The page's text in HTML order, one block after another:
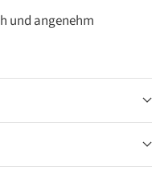
und angenehm